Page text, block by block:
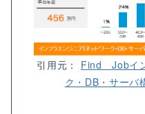
引用元： Find Jobイ
ク・DB・サーバ